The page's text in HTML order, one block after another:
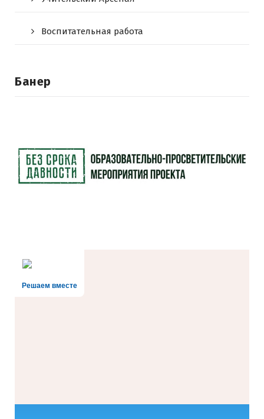
Воспитательная работа
Банер
Решаем вместе